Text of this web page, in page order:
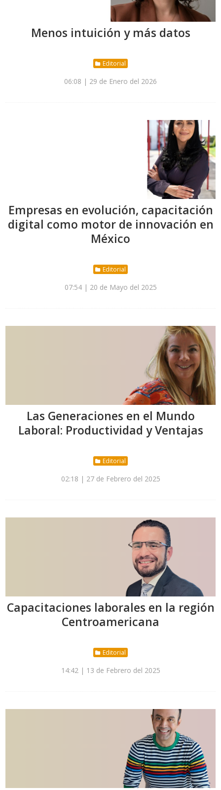
Menos intuición y más datos
Editorial
06:08 | 29 de Enero del 2026
Empresas en evolución, capacitación
digital como motor de innovación en
México
Editorial
07:54 | 20 de Mayo del 2025
Las Generaciones en el Mundo
Laboral: Productividad y Ventajas
Editorial
02:18 | 27 de Febrero del 2025
Capacitaciones laborales en la región
Centroamericana
Editorial
14:42 | 13 de Febrero del 2025